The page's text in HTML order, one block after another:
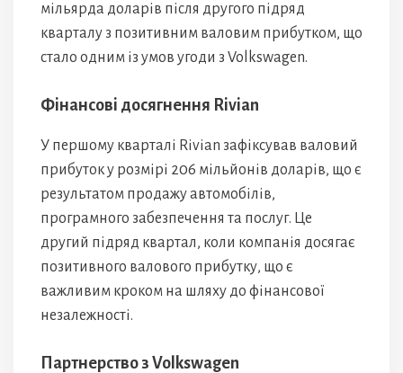
мільярда доларів після другого підряд
кварталу з позитивним валовим прибутком, що
стало одним із умов угоди з Volkswagen.
Фінансові досягнення Rivian
У першому кварталі Rivian зафіксував валовий
прибуток у розмірі 206 мільйонів доларів, що є
результатом продажу автомобілів,
програмного забезпечення та послуг. Це
другий підряд квартал, коли компанія досягає
позитивного валового прибутку, що є
важливим кроком на шляху до фінансової
незалежності.
Партнерство з Volkswagen